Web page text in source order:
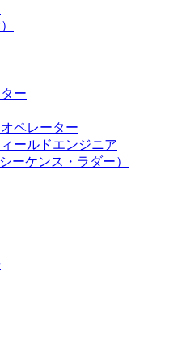
ー
ペレーター
ールドエンジニア
ーケンス・ラダー）